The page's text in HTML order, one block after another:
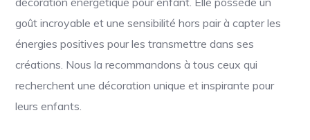
goût incroyable et une sensibilité hors pair à capter les
énergies positives pour les transmettre dans ses
créations. Nous la recommandons à tous ceux qui
recherchent une décoration unique et inspirante pour
leurs enfants.